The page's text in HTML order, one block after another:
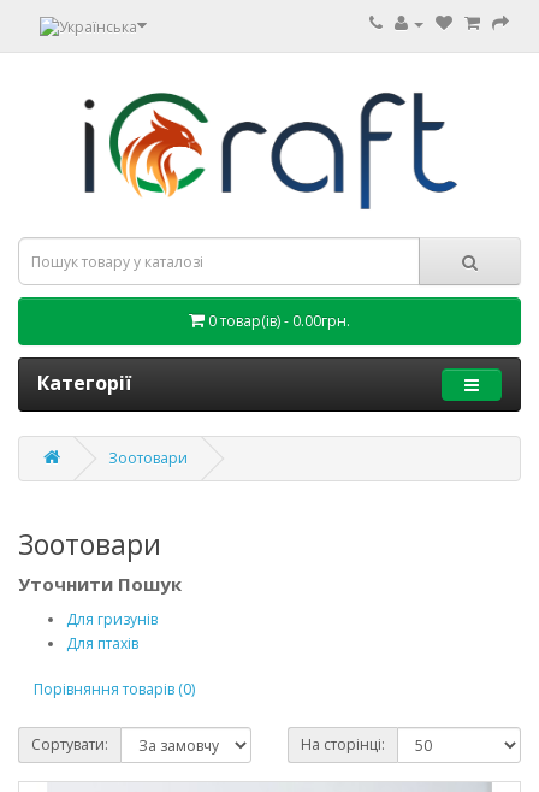
0 товар(ів) - 0.00грн.
Категорії
Зоотовари
Зоотовари
Уточнити Пошук
Для гризунів
Для птахів
Порівняння товарів (0)
Сортувати: На сторінці: